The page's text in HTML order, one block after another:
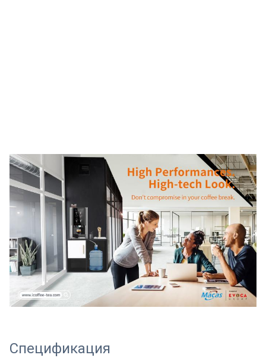
Спецификация